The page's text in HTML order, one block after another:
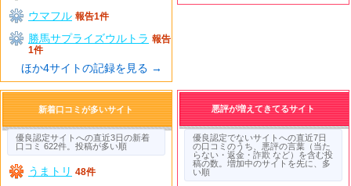
ウマフル 報告1件
勝馬サプライズウルトラ 報告
1件
ほか4サイトの記録を見る →
新着口コミが多いサイト
優良認定サイトへの直近3日の新着
口コミ 622件。投稿が多い順
うまトリ 48件
悪評が増えてきてるサイト
優良認定でないサイトへの直近7日
の口コミのうち、悪評の言葉（当た
らない・返金・詐欺 など）を含む投
稿の数。増加中のサイトを先に、多
い順